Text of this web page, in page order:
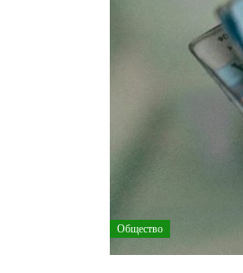
Общество